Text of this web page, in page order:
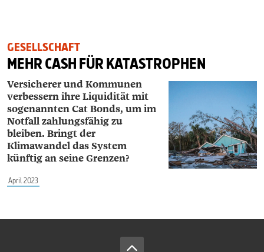
GESELLSCHAFT
MEHR CASH FÜR KATASTROPHEN
Versicherer und Kommunen
verbessern ihre Liquidität mit
sogenannten Cat Bonds, um im
Notfall zahlungsfähig zu
bleiben. Bringt der
Klimawandel das System
künftig an seine Grenzen?
April 2023